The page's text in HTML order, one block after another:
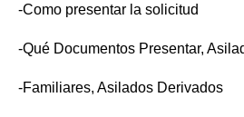
-Como presentar la solicitud
-Qué Documentos Presentar,
-Familiares, Asilados Derivados